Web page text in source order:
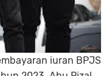
iuran BPJS